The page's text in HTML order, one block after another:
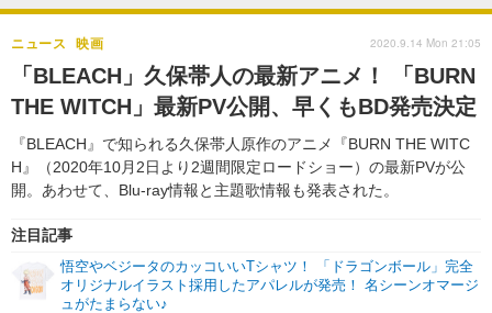
ゲーム・アプリ マンガ
グッズ イベント
声優 コスプレ
舞台 新帝スタ
特集一覧 カバー
ラキりす
連載マンガ
連載マンガ一覧
番組・動画
番組・動画一覧 ラジオ
動画
連載・ブログ
連載・ブログ一覧 コラム
編集部ブログ・お知らせ
「BLEACH」久保帯人の最新アニメ！ 「BURN
THE WITCH」最新PV公開、早くもBD発売決定
『BLEACH』で知られる久保帯人原作のアニメ『BURN THE WITC
H』（2020年10月2日より2週間限定ロードショー）の最新PVが公
開。あわせて、Blu-ray情報と主題歌情報も発表された。
ニュース 映画
注目記事
悟空やベジータのカッコいいTシャツ！ 「ドラゴンボール」完全
オリジナルイラスト採用したアパレルが発売！ 名シーンオマージ
ュがたまらない♪
2020.9.14 Mon 21:05